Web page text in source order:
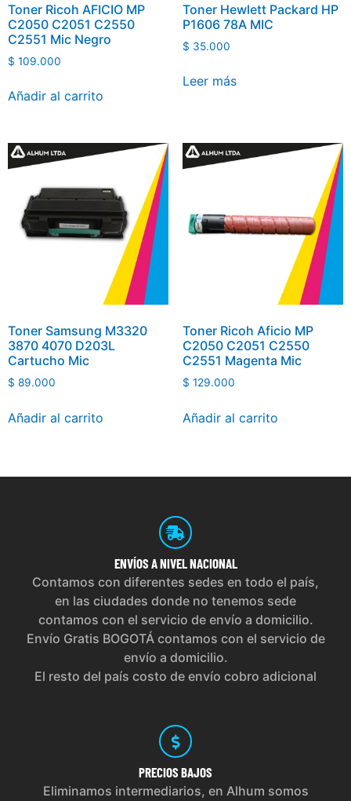
Toner Ricoh AFICIO MP
C2050 C2051 C2550
C2551 Mic Negro
$ 109.000
Añadir al carrito
Toner Hewlett Packard HP
P1606 78A MIC
$ 35.000
Leer más
Toner Samsung M3320
3870 4070 D203L
Cartucho Mic
$ 89.000
Añadir al carrito
Toner Ricoh Aficio MP
C2050 C2051 C2550
C2551 Magenta Mic
$ 129.000
Añadir al carrito
ENVÍOS A NIVEL NACIONAL
Contamos con diferentes sedes en todo el país,
en las ciudades donde no tenemos sede
contamos con el servicio de envío a domicilio.
Envío Gratis BOGOTÁ contamos con el servicio de
envío a domicilio.
El resto del país costo de envío cobro adicional
PRECIOS BAJOS
Eliminamos intermediarios, en Alhum somos